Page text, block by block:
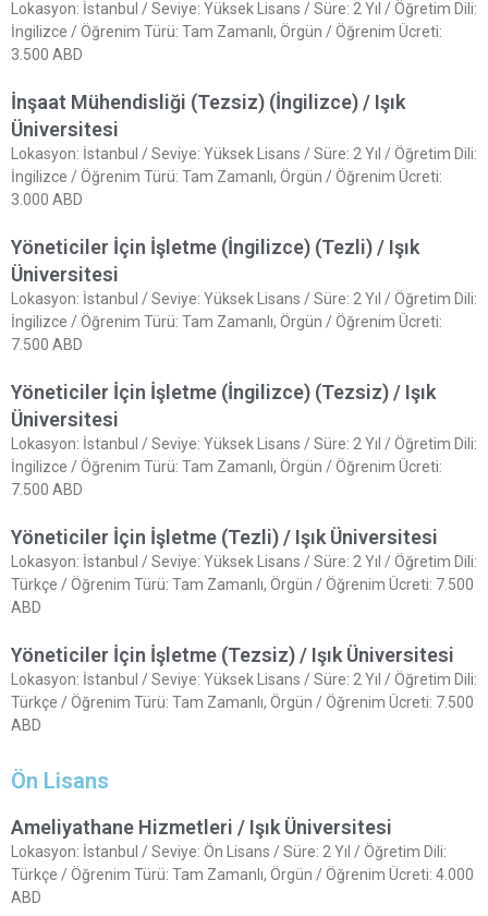
Lokasyon: İstanbul / Seviye: Yüksek Lisans / Süre: 2 Yıl / Öğretim Dili:
İngilizce / Öğrenim Türü: Tam Zamanlı, Örgün / Öğrenim Ücreti:
3.500 ABD
İnşaat Mühendisliği (Tezsiz) (İngilizce) / Işık
Üniversitesi
Lokasyon: İstanbul / Seviye: Yüksek Lisans / Süre: 2 Yıl / Öğretim Dili:
İngilizce / Öğrenim Türü: Tam Zamanlı, Örgün / Öğrenim Ücreti:
3.000 ABD
Yöneticiler İçin İşletme (İngilizce) (Tezli) / Işık
Üniversitesi
Lokasyon: İstanbul / Seviye: Yüksek Lisans / Süre: 2 Yıl / Öğretim Dili:
İngilizce / Öğrenim Türü: Tam Zamanlı, Örgün / Öğrenim Ücreti:
7.500 ABD
Yöneticiler İçin İşletme (İngilizce) (Tezsiz) / Işık
Üniversitesi
Lokasyon: İstanbul / Seviye: Yüksek Lisans / Süre: 2 Yıl / Öğretim Dili:
İngilizce / Öğrenim Türü: Tam Zamanlı, Örgün / Öğrenim Ücreti:
7.500 ABD
Yöneticiler İçin İşletme (Tezli) / Işık Üniversitesi
Lokasyon: İstanbul / Seviye: Yüksek Lisans / Süre: 2 Yıl / Öğretim Dili:
Türkçe / Öğrenim Türü: Tam Zamanlı, Örgün / Öğrenim Ücreti: 7.500
ABD
Yöneticiler İçin İşletme (Tezsiz) / Işık Üniversitesi
Lokasyon: İstanbul / Seviye: Yüksek Lisans / Süre: 2 Yıl / Öğretim Dili:
Türkçe / Öğrenim Türü: Tam Zamanlı, Örgün / Öğrenim Ücreti: 7.500
ABD
Ön Lisans
Ameliyathane Hizmetleri / Işık Üniversitesi
Lokasyon: İstanbul / Seviye: Ön Lisans / Süre: 2 Yıl / Öğretim Dili:
Türkçe / Öğrenim Türü: Tam Zamanlı, Örgün / Öğrenim Ücreti: 4.000
ABD